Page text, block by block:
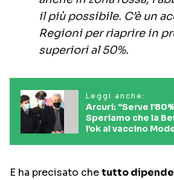
il più possibile. C’è un
Regioni per riaprire in
superiori al 50%.
Leggi anche:
Arcuri: “Serve
Speriamo che la
l’ok al vaccino
E ha precisato chetutto